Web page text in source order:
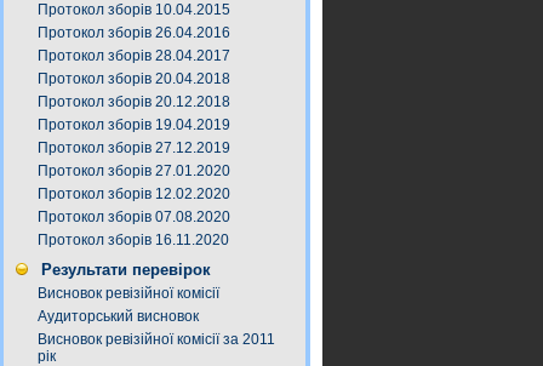
Протокол зборів 10.04.2015
Протокол зборів 26.04.2016
Протокол зборів 28.04.2017
Протокол зборів 20.04.2018
Протокол зборів 20.12.2018
Протокол зборів 19.04.2019
Протокол зборів 27.12.2019
Протокол зборів 27.01.2020
Протокол зборів 12.02.2020
Протокол зборів 07.08.2020
Протокол зборів 16.11.2020
Результати перевірок
Висновок ревізійної комісії
Аудиторський висновок
Висновок ревізійної комісії за 2011
рік